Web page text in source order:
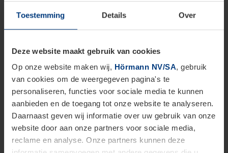
Toestemming Details Over
Deze website maakt gebruik van cookies
Op onze website maken wij, Hörmann NV/SA, gebruik
van cookies om de weergegeven pagina's te
personaliseren, functies voor sociale media te kunnen
aanbieden en de toegang tot onze website te analyseren.
Daarnaast geven wij informatie over uw gebruik van onze
website door aan onze partners voor sociale media,
reclame en analyse. Onze partners kunnen deze